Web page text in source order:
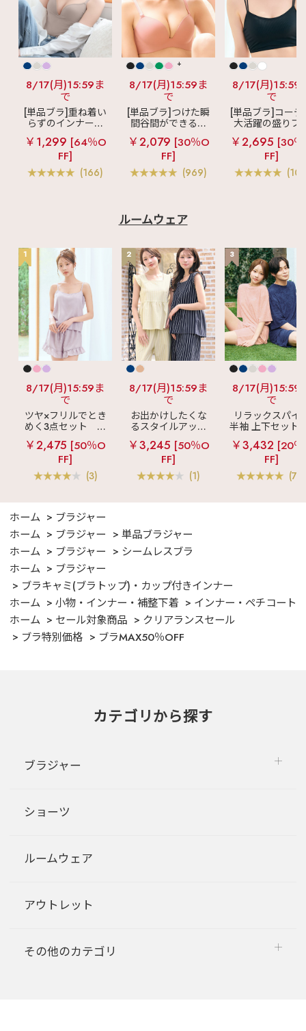
8/17(月)15:59ま
で
[単品ブラ]重ね着い
らずのインナーブ
ラ
リッチバスト
ブラトップ (ワイヤ
ー入り)
￥1,299 [64％O
FF]
(166)
+
8/17(月)15:59ま
で
[単品ブラ]つけた瞬
間谷間ができるシ
ームレスブラ
超
盛ブラ(R) シームレ
ス 単品ブラジャー
￥2,079 [30％O
FF]
(969)
8/17(月)15:59
で
[単品ブラ]コーデ
大活躍の盛りブ
ショートレン
ス ブラトップ 超
ブラ(R) 単品ブ
ャー
￥2,695 [30
FF]
ルームウェア
1
8/17(月)15:59ま
で
ツヤ×フリルでとき
めく3点セット
シ
ルキー ショートパ
ンツ 3点セット
￥2,475 [50％O
FF]
(3)
2
8/17(月)15:59ま
で
お出かけしたくな
るスタイルアップ
見え
ストライプ
フリル ロングパン
ツ 綿混 上下セット
￥3,245 [50％O
FF]
(1)
3
8/17(月)15:59
で
リラックスパイ
半袖 上下セット
女兼用サイズ)
￥3,432 [20
FF]
ホーム
ブラジャー
ホーム
ブラジャー
単品ブラジャー
ホーム
ブラジャー
シームレスブラ
ホーム
ブラジャー
ブラキャミ(ブラトップ)・カップ付きインナー
ホーム
小物・インナー・補整下着
インナー・ペチコート
ホーム
セール対象商品
クリアランスセール
ブラ特別価格
ブラMAX50％OFF
カテゴリから探す
ブラジャー
ショーツ
ルームウェア
アウトレット
その他のカテゴリ